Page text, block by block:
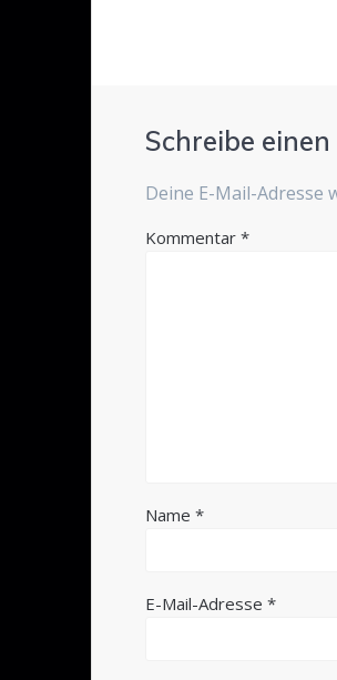
Schreibe
Deine E-Mail-Adresse
Kommentar*
Name*
E-Mail-Adresse*